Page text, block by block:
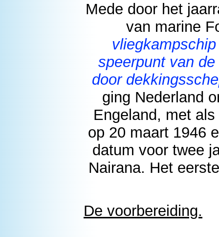
Mede door het
van marine
speerpunt van
door
ging Nederland
Engeland, met
op 20 maart 1946
datum voor twee
Nairana. Het
De voorbereiding.